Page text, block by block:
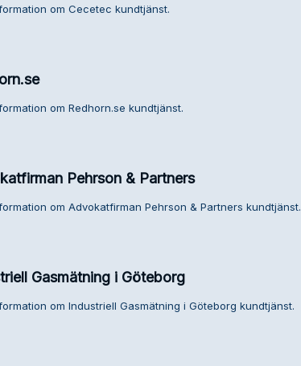
om Cecetec kundtjänst.
om Redhorn.se kundtjänst.
Pehrson & Partners
om Advokatfirman Pehrson & Partners kundtjänst.
Gasmätning i Göteborg
om Industriell Gasmätning i Göteborg kundtjänst.